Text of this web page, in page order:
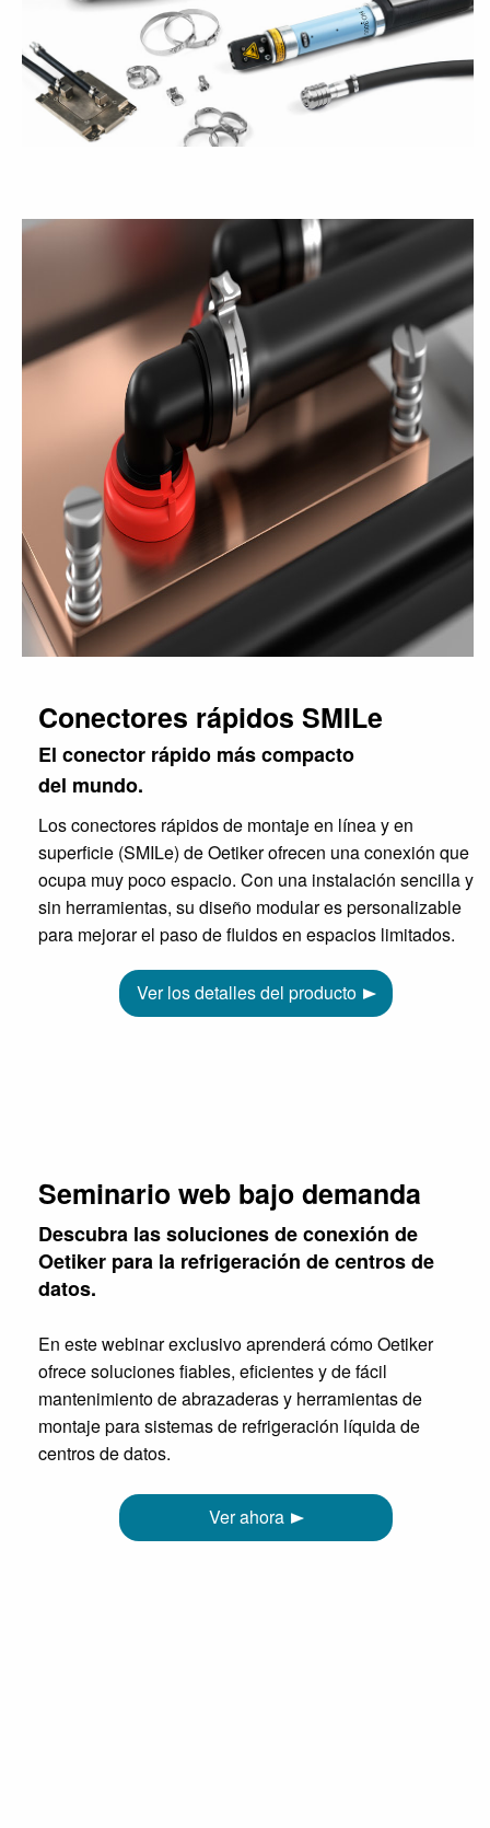
Conectores rápidos SMILe
El conector rápido más compacto
del mundo.
Los conectores rápidos de montaje en línea y en
superficie (SMILe) de Oetiker ofrecen una conexión que
ocupa muy poco espacio. Con una instalación sencilla y
sin herramientas, su diseño modular es personalizable
para mejorar el paso de fluidos en espacios limitados.
Ver los detalles del producto
Seminario web bajo demanda
Descubra las soluciones de conexión de
Oetiker para la refrigeración de centros de
datos.
En este webinar exclusivo aprenderá cómo Oetiker
ofrece soluciones fiables, eficientes y de fácil
mantenimiento de abrazaderas y herramientas de
montaje para sistemas de refrigeración líquida de
centros de datos.
Ver ahora